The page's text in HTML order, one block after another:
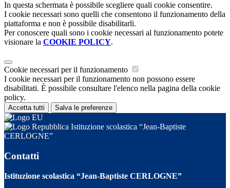
In questa schermata è possibile scegliere quali cookie consentire.
I cookie necessari sono quelli che consentono il funzionamento della
piattaforma e non è possibile disabilitarli.
Per conoscere quali sono i cookie necessari al funzionamento potete
visionare la COOKIE POLICY.
Cookie necessari per il funzionamento
I cookie necessari per il funzionamento non possono essere
disabilitati. È possibile consultare l'elenco nella pagina della cookie
policy.
Accetta tutti Salva le preferenze
Istituzione scolastica “Jean-Baptiste
CERLOGNE”
Contatti
Istituzione scolastica “Jean-Baptiste CERLOGNE”